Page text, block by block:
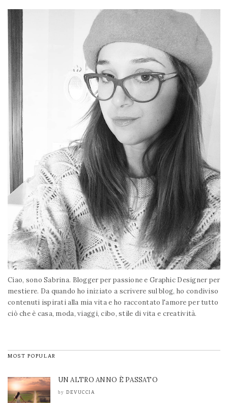
Ciao, sono Sabrina. Blogger per passione e Graphic Designer per
mestiere. Da quando ho iniziato a scrivere sul blog, ho condiviso
contenuti ispirati alla mia vita e ho raccontato l'amore per tutto
ciò che è casa, moda, viaggi, cibo, stile di vita e creatività.
MOST POPULAR
UN ALTRO ANNO È PASSATO
by DEVUCCIA